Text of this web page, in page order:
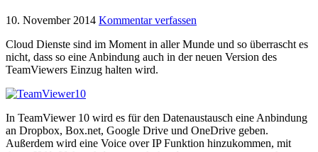
10. November 2014 Kommentar verfassen
Cloud Dienste sind im Moment in aller Munde und so überrascht es
nicht, dass so eine Anbindung auch in der neuen Version des
TeamViewers Einzug halten wird.
In TeamViewer 10 wird es für den Datenaustausch eine Anbindung
an Dropbox, Box.net, Google Drive und OneDrive geben.
Außerdem wird eine Voice over IP Funktion hinzukommen, mit